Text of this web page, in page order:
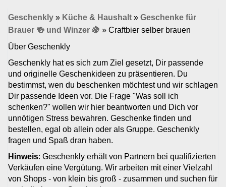
Geschenkly » Küche & Haushalt » Geschenke für
Brauer 🍻 und Winzer 🍇 » Craftbier selber brauen
Über Geschenkly
Geschenkly hat es sich zum Ziel gesetzt, Dir passende
und originelle Geschenkideen zu präsentieren. Du
bestimmst, wen du beschenken möchtest und wir schlagen
Dir passende Ideen vor. Die Frage "Was soll ich
schenken?" wollen wir hier beantworten und Dich vor
unnötigen Stress bewahren. Geschenke finden und
bestellen, egal ob allein oder als Gruppe. Geschenkly
fragen und Spaß dran haben.
Hinweis: Geschenkly erhält von Partnern bei qualifizierten
Verkäufen eine Vergütung. Wir arbeiten mit einer Vielzahl
von Shops - von klein bis groß - zusammen und suchen für